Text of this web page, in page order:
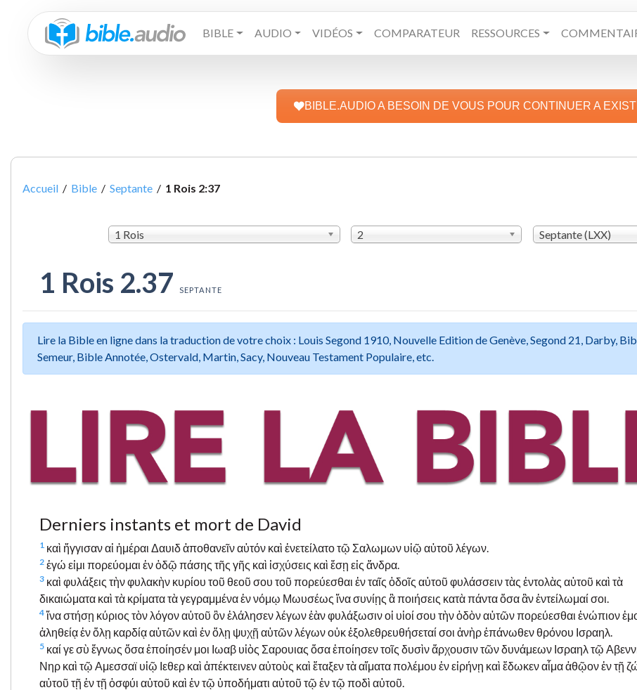
BIBLE AUDIO VIDÉOS COMPARATEUR RESSOURCES
BIBLE.AUDIO A BESOIN DE VOUS POUR CONTINUER A
Accueil / Bible / Septante / 1 Rois 2:37
1 Rois 2 Septante (LXX)
1 Rois 2.37 SEPTANTE
Lire la Bible en ligne dans la traduction de votre choix : Louis Segond 1910, Nouvelle Edition de Genève, Segond 21, Darby,
Semeur, Bible Annotée, Ostervald, Martin, Sacy, Nouveau Testament Populaire, etc.
Derniers instants et mort de David
1 καὶ ἤγγισαν αἱ ἡμέραι Δαυιδ ἀποθανεῖν αὐτόν καὶ ἐνετείλατο τῷ Σαλωμων υἱῷ αὐτοῦ λέγων.
2 ἐγώ εἰμι πορεύομαι ἐν ὁδῷ πάσης τῆς γῆς καὶ ἰσχύσεις καὶ ἔσῃ εἰς ἄνδρα.
3 καὶ φυλάξεις τὴν φυλακὴν κυρίου τοῦ θεοῦ σου τοῦ πορεύεσθαι ἐν ταῖς ὁδοῖς αὐτοῦ φυλάσσειν τὰς ἐντολὰς αὐτοῦ καὶ τὰ
δικαιώματα καὶ τὰ κρίματα τὰ γεγραμμένα ἐν νόμῳ Μωυσέως ἵνα συνίῃς ἃ ποιήσεις κατὰ πάντα ὅσα ἂν ἐντείλωμαί σοι.
4 ἵνα στήσῃ κύριος τὸν λόγον αὐτοῦ ὃν ἐλάλησεν λέγων ἐὰν φυλάξωσιν οἱ υἱοί σου τὴν ὁδὸν αὐτῶν πορεύεσθαι ἐνώπιον
ἀληθείᾳ ἐν ὅλῃ καρδίᾳ αὐτῶν καὶ ἐν ὅλῃ ψυχῇ αὐτῶν λέγων οὐκ ἐξολεθρευθήσεταί σοι ἀνὴρ ἐπάνωθεν θρόνου Ισραηλ.
5 καί γε σὺ ἔγνως ὅσα ἐποίησέν μοι Ιωαβ υἱὸς Σαρουιας ὅσα ἐποίησεν τοῖς δυσὶν ἄρχουσιν τῶν δυνάμεων Ισραηλ τῷ
Νηρ καὶ τῷ Αμεσσαϊ υἱῷ Ιεθερ καὶ ἀπέκτεινεν αὐτοὺς καὶ ἔταξεν τὰ αἵματα πολέμου ἐν εἰρήνῃ καὶ ἔδωκεν αἷμα ἀθῷον ἐν τῇ
αὐτοῦ τῇ ἐν τῇ ὀσφύι αὐτοῦ καὶ ἐν τῷ ὑποδήματι αὐτοῦ τῷ ἐν τῷ ποδὶ αὐτοῦ.